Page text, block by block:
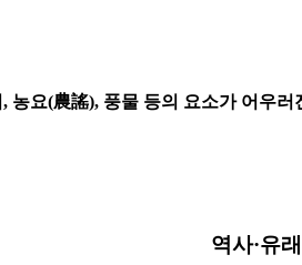
요(農謠), 풍물 등의 요소가 어우
역사·유래